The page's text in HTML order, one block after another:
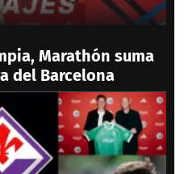
Marathón suma
del Barcelona